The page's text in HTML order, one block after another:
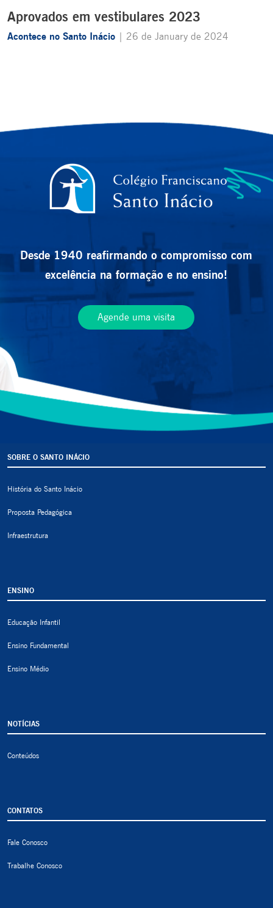
Aprovados em vestibulares 2023
Acontece no Santo Inácio | 26 de January de 2024
Desde 1940 reafirmando o compromisso com
excelência na formação e no ensino!
Agende uma visita
SOBRE O SANTO INÁCIO
História do Santo Inácio
Proposta Pedagógica
Infraestrutura
ENSINO
Educação Infantil
Ensino Fundamental
Ensino Médio
NOTÍCIAS
Conteúdos
CONTATOS
Fale Conosco
Trabalhe Conosco